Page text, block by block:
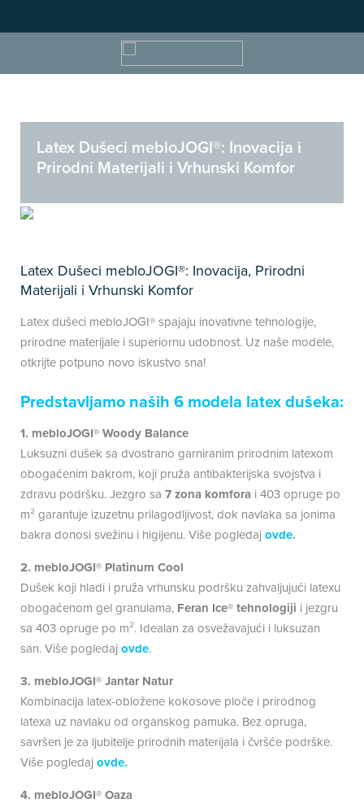
Latex Dušeci mebloJOGI®: Inovacija i
Prirodni Materijali i Vrhunski Komfor
Latex Dušeci mebloJOGI®: Inovacija, Prirodni
Materijali i Vrhunski Komfor
Latex dušeci mebloJOGI® spajaju inovativne tehnologije,
prirodne materijale i superiornu udobnost. Uz naše modele,
otkrijte potpuno novo iskustvo sna!
Predstavljamo naših 6 modela latex dušeka:
1. mebloJOGI® Woody Balance
Luksuzni dušek sa dvostrano garniranim prirodnim latexom
obogaćenim bakrom, koji pruža antibakterijska svojstva i
zdravu podršku. Jezgro sa 7 zona komfora i 403 opruge po
m² garantuje izuzetnu prilagodljivost, dok navlaka sa jonima
bakra donosi svežinu i higijenu. Više pogledaj ovde.
2. mebloJOGI® Platinum Cool
Dušek koji hladi i pruža vrhunsku podršku zahvaljujući latexu
obogaćenom gel granulama, Feran Ice® tehnologiji i jezgru
sa 403 opruge po m². Idealan za osvežavajući i luksuzan
san. Više pogledaj ovde.
3. mebloJOGI® Jantar Natur
Kombinacija latex-obložene kokosove ploče i prirodnog
latexa uz navlaku od organskog pamuka. Bez opruga,
savršen je za ljubitelje prirodnih materijala i čvršće podrške.
Više pogledaj ovde.
4. mebloJOGI® Oaza